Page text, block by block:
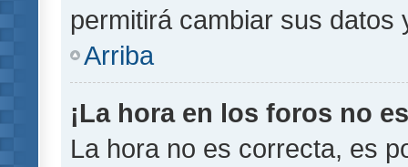
permitirá cambiar sus datos
Arriba
¡La hora en los foros no
La hora no es correcta, es